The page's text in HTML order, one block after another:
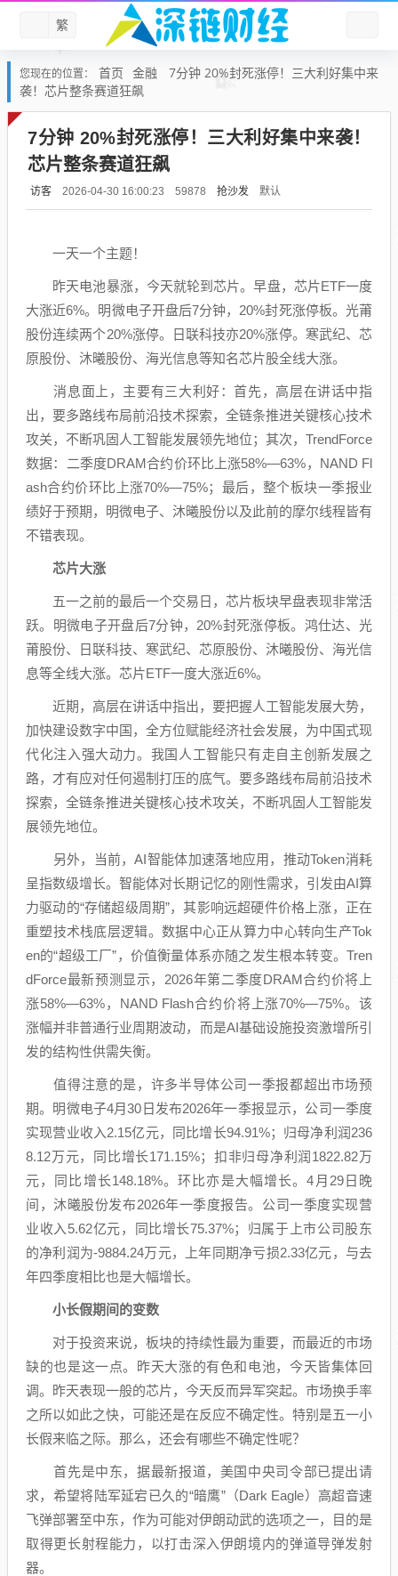
繁
您现在的位置： 首页 金融
7分钟 20%封死涨停！三大利好集中来
袭！芯片整条赛道狂飙
7分钟 20%封死涨停！三大利好集中来袭！
芯片整条赛道狂飙
访客 2026-04-30 16:00:23 59878 抢沙发 默认
一天一个主题！
昨天电池暴涨，今天就轮到芯片。早盘，芯片ETF一度
大涨近6%。 明微电子开盘后7分钟，20%封死涨停板。 光莆
股份连续两个20%涨停。 日联科技亦20%涨停。 寒武纪、 芯
原股份、沐曦股份、 海光信息等知名芯片股全线大涨。
消息面上，主要有三大利好：首先，高层在讲话中指
出，要多路线布局前沿技术探索，全链条推进关键核心技术
攻关，不断巩固 人工智能发展领先地位；其次，TrendForce
数据：二季度DRAM合约价环比上涨58%—63%，NAND Fl
ash合约价环比上涨70%—75%；最后，整个板块一季报业
绩好于预期，
明微电子、沐曦股份以及此前的摩尔线程皆有
不错表现。
芯片大涨
五一之前的最后一个交易日，芯片板块早盘表现非常活
跃。
明微电子开盘后7分钟，20%封死涨停板。 鸿仕达、光
莆股份、 日联科技、 寒武纪、 芯原股份、沐曦股份、 海光信
息等全线大涨。芯片ETF一度大涨近6%。
近期，高层在讲话中指出，要把握人工智能发展大势，
加快建设数字中国，全方位赋能经济社会发展，为中国式现
代化注入强大动力。我国 人工智能只有走自主创新发展之
路，才有应对任何遏制打压的底气。要多路线布局前沿技术
探索，全链条推进关键核心技术攻关，不断巩固人工智能发
展领先地位。
另外，当前，AI智能体加速落地应用，推动Token消耗
呈指数级增长。智能体对长期记忆的刚性需求，引发由AI算
力驱动的“存储超级周期”，其影响远超硬件价格上涨，正在
重塑技术栈底层逻辑。 数据中心正从算力中心转向生产Tok
en的“超级工厂”，价值衡量体系亦随之发生根本转变。Tren
dForce最新预测显示，2026年第二季度DRAM合约价将上
涨58%—63%，NAND Flash合约价将上涨70%—75%。该
涨幅并非普通行业周期波动，而是AI基础设施投资激增所引
发的结构性供需失衡。
值得注意的是，许多半导体公司一季报都超出市场预
期。明微电子4月30日发布2026年一季报显示，公司一季度
实现营业收入2.15亿元，同比增长94.91%；归母净利润236
8.12万元，同比增长171.15%；扣非归母净利润1822.82万
元，同比增长148.18%。环比亦是大幅增长。4月29日晚
间，沐曦股份发布2026年一季度报告。公司一季度实现营
业收入5.62亿元，同比增长75.37%；归属于上市公司股东
的净利润为-9884.24万元，上年同期净亏损2.33亿元，与去
年四季度相比也是大幅增长。
小长假期间的变数
对于投资来说，板块的持续性最为重要，而最近的市场
缺的也是这一点。昨天大涨的有色和 电池，今天皆集体回
调。昨天表现一般的芯片，今天反而异军突起。市场换手率
之所以如此之快，可能还是在反应不确定性。特别是五一小
长假来临之际。那么，还会有哪些不确定性呢？
首先是中东，据最新报道，美国中央司令部已提出请
求，希望将陆军延宕已久的“暗鹰”（Dark Eagle）高超音速
飞弹部署至中东，作为可能对伊朗动武的选项之一，目的是
取得更长射程能力，以打击深入伊朗境内的弹道导弹发射
器。